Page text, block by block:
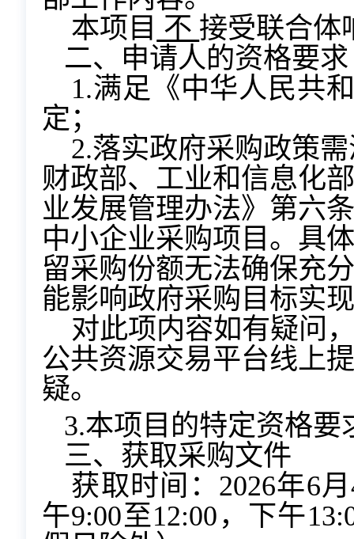
本项目 不 接受联合体
二、申请人的资格要求
1.满足《中华人民共
定；
2.落实政府采购政策
财政部、工业和信息化
业发展管理办法》第六
中小企业采购项目。具
留采购份额无法确保充
能影响政府采购目标实
对此项内容如有疑问
公共资源交易平台线上
疑。
3.本项目的特定资格要
三、获取采购文件
获取时间：2026年6月
午9:00至12:00，下午